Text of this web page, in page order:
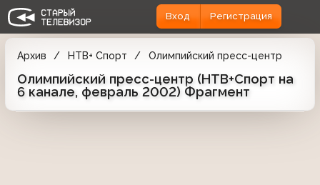
Вход Регистрация
Архив НТВ+ Спорт Олимпийский пресс-центр
Олимпийский пресс-центр (НТВ+Спорт на
6 канале, февраль 2002) Фрагмент